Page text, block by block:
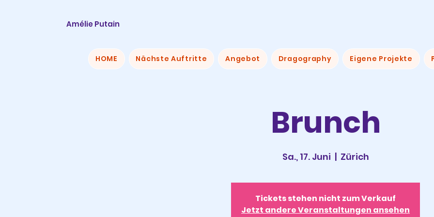
Amélie Putain
HOME Nächste Auftritte Angebot Dragography Eigene Projekte
Brunch
Sa., 17. Juni
  |
Zürich
Tickets stehen nicht zum Verkauf
Jetzt andere Veranstaltungen ansehen